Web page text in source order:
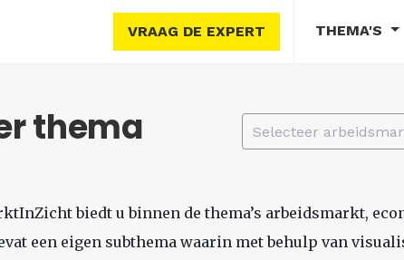
VRAAG DE EXPERT THEMA'S
thema
biedt u binnen de thema’s arbeidsmarkt,
een eigen subthema waarin met behulp van